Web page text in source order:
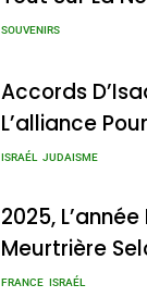
SOUVENIRS
Accords
L’alliance
S’étendre À 13
ISRAÉL JUDAISME
2025, L’année
Meurtrière
Rapport D’ADL
FRANCE ISRAÉL